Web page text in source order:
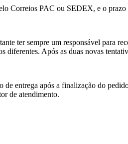
Correios PAC ou SEDEX, e o
ter sempre um responsável para
diferentes. Após as duas novas
de entrega após a finalização do
de atendimento.